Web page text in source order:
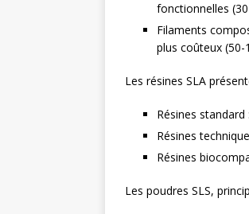
fonctionnelles
Filaments
plus coûteux
Les résines SLA
Résines
Résines
Résines
Les poudres SLS,